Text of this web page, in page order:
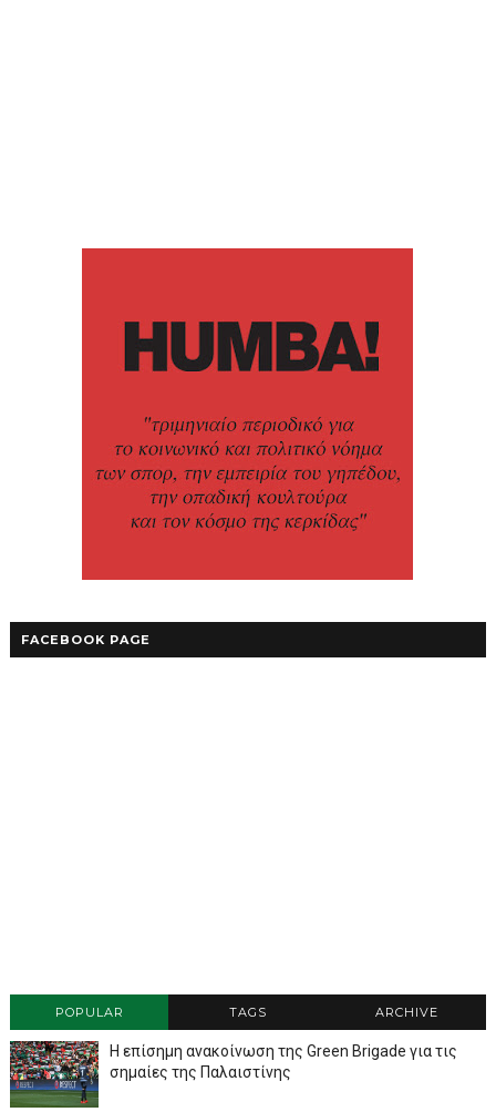
FACEBOOK PAGE
POPULAR TAGS ARCHIVE
Η επίσημη ανακοίνωση της Green Brigade για τις
σημαίες της Παλαιστίνης